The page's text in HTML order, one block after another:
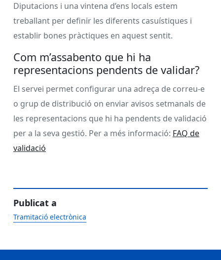
Diputacions i una vintena d’ens locals estem
treballant per definir les diferents casuístiques i
establir bones pràctiques en aquest sentit.
Com m’assabento que hi ha
representacions pendents de validar?
El servei permet configurar una adreça de correu-e
o grup de distribució on enviar avisos setmanals de
les representacions que hi ha pendents de validació
per a la seva gestió. Per a més informació: FAQ de
validació
Publicat a
Tramitació electrònica